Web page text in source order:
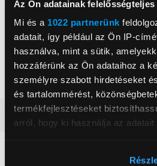
Az Ön adatainak
Mi és a 1022 partnerünk
adatait, így például az Ön IP-
használva, mint a sütik,
hozzáférünk az Ön adataihoz a
személyre szabott hirdetéseket
és tartalommérést,
termékfejlesztéseket
arról, hogy ki használja az
2,9 kg
USB csatlakozó
Igen
WiFi
Igen
MKV videó formátum
Igen
Tovább olvasom
Részletes ismertető
Neked